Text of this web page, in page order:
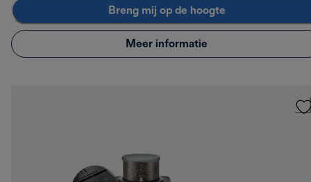
Breng mij op de hoogte
Meer informatie